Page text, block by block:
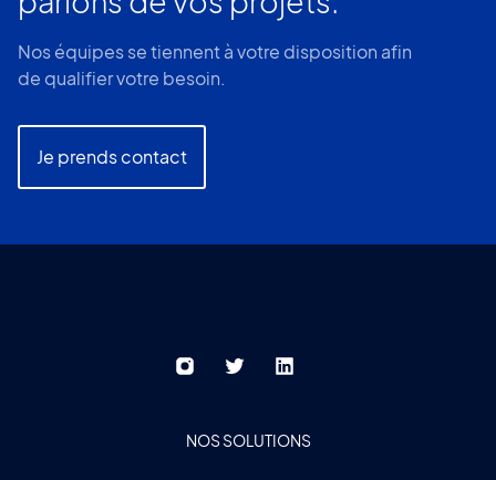
Nos équipes se tiennent à votre disposition afin
de qualifier votre besoin.
Je prends contact
NOS SOLUTIONS